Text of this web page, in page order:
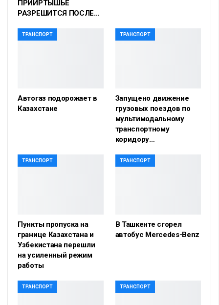
ПРИИРТЫШЬЕ
РАЗРЕШИТСЯ ПОСЛЕ…
ТРАНСПОРТ
Автогаз подорожает в
Казахстане
ТРАНСПОРТ
Запущено движение
грузовых поездов по
мультимодальному
транспортному
коридору…
ТРАНСПОРТ
Пункты пропуска на
границе Казахстана и
Узбекистана перешли
на усиленный режим
работы
ТРАНСПОРТ
В Ташкенте сгорел
автобус Mercedes-Benz
ТРАНСПОРТ ТРАНСПОРТ